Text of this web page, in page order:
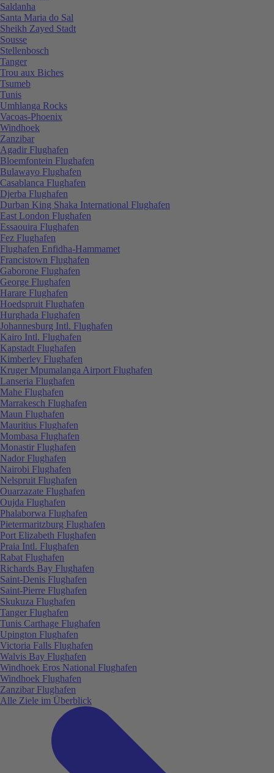
Saldanha
Santa Maria do Sal
Sheikh Zayed Stadt
Sousse
Stellenbosch
Tanger
Trou aux Biches
Tsumeb
Tunis
Umhlanga Rocks
Vacoas-Phoenix
Windhoek
Zanzibar
Agadir Flughafen
Bloemfontein Flughafen
Bulawayo Flughafen
Casablanca Flughafen
Djerba Flughafen
Durban King Shaka International Flughafen
East London Flughafen
Essaouira Flughafen
Fez Flughafen
Flughafen Enfidha-Hammamet
Francistown Flughafen
Gaborone Flughafen
George Flughafen
Harare Flughafen
Hoedspruit Flughafen
Hurghada Flughafen
Johannesburg Intl. Flughafen
Kairo Intl. Flughafen
Kapstadt Flughafen
Kimberley Flughafen
Kruger Mpumalanga Airport Flughafen
Lanseria Flughafen
Mahe Flughafen
Marrakesch Flughafen
Maun Flughafen
Mauritius Flughafen
Mombasa Flughafen
Monastir Flughafen
Nador Flughafen
Nairobi Flughafen
Nelspruit Flughafen
Ouarzazate Flughafen
Oujda Flughafen
Phalaborwa Flughafen
Pietermaritzburg Flughafen
Port Elizabeth Flughafen
Praia Intl. Flughafen
Rabat Flughafen
Richards Bay Flughafen
Saint-Denis Flughafen
Saint-Pierre Flughafen
Skukuza Flughafen
Tanger Flughafen
Tunis Carthage Flughafen
Upington Flughafen
Victoria Falls Flughafen
Walvis Bay Flughafen
Windhoek Eros National Flughafen
Windhoek Flughafen
Zanzibar Flughafen
Alle Ziele im Überblick